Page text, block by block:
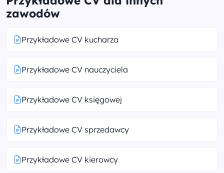
zawodów
Przykładowe CV kucharza
Przykładowe CV nauczyciela
Przykładowe CV księgowej
Przykładowe CV sprzedawcy
Przykładowe CV kierowcy